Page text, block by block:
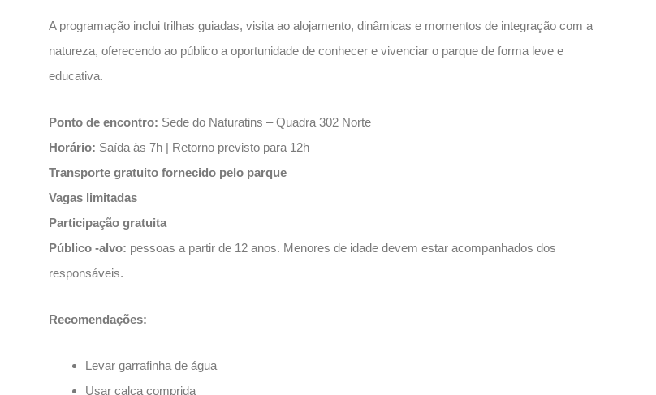
A programação inclui trilhas guiadas, visita ao alojamento, dinâmicas e momentos de integração com a
natureza, oferecendo ao público a oportunidade de conhecer e vivenciar o parque de forma leve e
educativa.
Ponto de encontro: Sede do Naturatins – Quadra 302 Norte
Horário: Saída às 7h | Retorno previsto para 12h
Transporte gratuito fornecido pelo parque
Vagas limitadas
Participação gratuita
Público -alvo: pessoas a partir de 12 anos. Menores de idade devem estar acompanhados dos
responsáveis.
Recomendações:
Levar garrafinha de água
Usar calça comprida